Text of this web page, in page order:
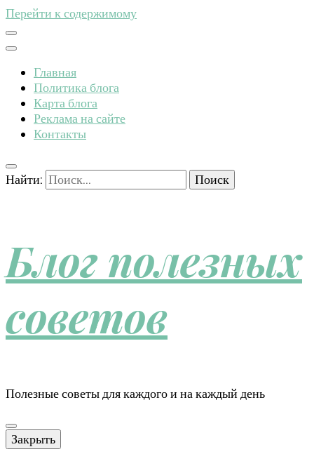
Перейти к содержимому
Главная
Политика блога
Карта блога
Реклама на сайте
Контакты
Найти:
Блог полезных
советов
Полезные советы для каждого и на каждый день
Закрыть